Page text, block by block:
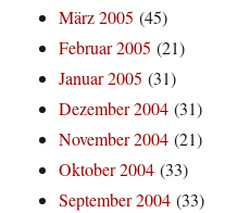
März 2005 (45)
Februar 2005 (21)
Januar 2005 (31)
Dezember 2004 (31)
November 2004 (21)
Oktober 2004 (33)
September 2004 (33)